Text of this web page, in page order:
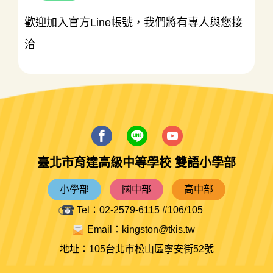
歡迎加入官方Line帳號，我們將有專人與您接
洽
臺北市育達高級中等學校 雙語小學部
小學部 國中部
高中部
Tel：02-2579-6115 #106/105
Email：kingston@tkis.tw
地址：105台北市松山區寧安街52號